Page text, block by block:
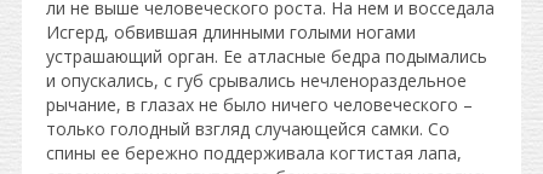
ли не выше человеческого роста. На нем и восседала
Исгерд, обвившая длинными голыми ногами
устрашающий орган. Ее атласные бедра подымались
и опускались, с губ срывались нечленораздельное
рычание, в глазах не было ничего человеческого –
только голодный взгляд случающейся самки. Со
спины ее бережно поддерживала когтистая лапа,